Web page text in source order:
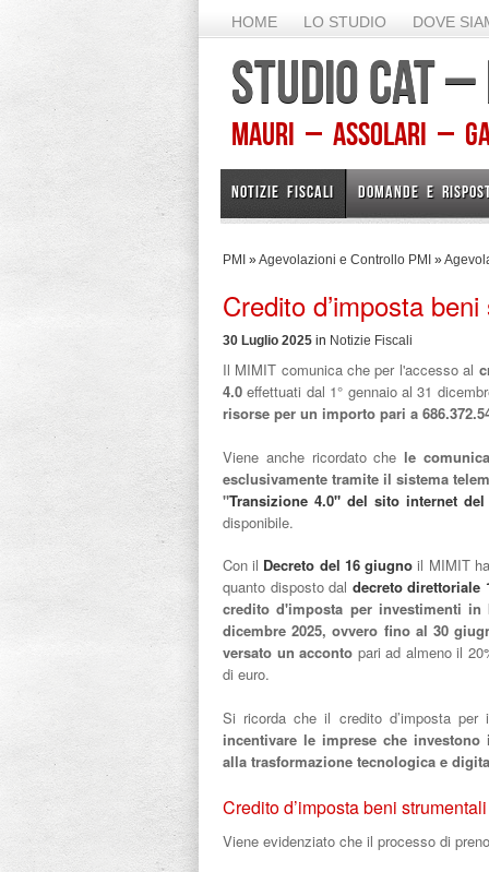
HOME LO STUDIO DOVE
STUDIO CAT
Mauri – Assolari –
NOTIZIE FISCALI DOMANDE E
PMI »Agevolazioni e Controllo PMI »
Credito d’imposta
30 Luglio 2025 in Notizie Fiscali
Il MIMIT comunica che per l'accesso al
4.0 effettuati dal 1° gennaio al 31
risorse per un importo pari a
Viene anche ricordato che le
esclusivamente tramite il sistema
"Transizione 4.0" del sito internet del
disponibile.
Con il Decreto del 16 giugno il MIMIT
quanto disposto dal decreto direttoriale
credito d'imposta per investimenti
dicembre 2025, ovvero fino al 30
versato un acconto pari ad almeno il
di euro.
Si ricorda che il credito d’imposta
incentivare le imprese che
alla trasformazione tecnologica e
Credito d’imposta beni
Viene evidenziato che il processo di